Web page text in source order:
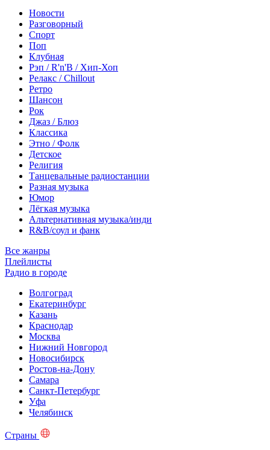
Новости
Разговорный
Спорт
Поп
Клубная
Рэп / R'n'B / Хип-Хоп
Релакс / Chillout
Ретро
Шансон
Рок
Джаз / Блюз
Классика
Этно / Фолк
Детское
Религия
Танцевальные радиостанции
Разная музыка
Юмор
Лёгкая музыка
Альтернативная музыка/инди
R&B/cоул и фанк
Все жанры
Плейлисты
Радио в городе
Волгоград
Екатеринбург
Казань
Краснодар
Москва
Нижний Новгород
Новосибирск
Ростов-на-Дону
Самара
Санкт-Петербург
Уфа
Челябинск
Страны